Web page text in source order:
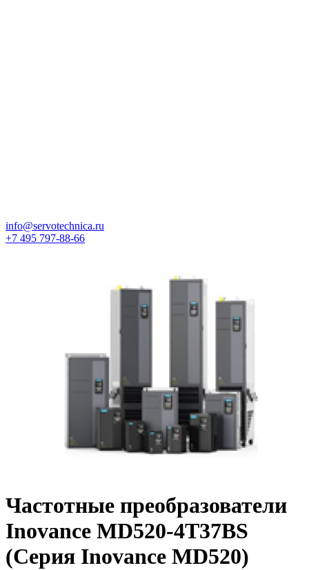
info@servotechnica.ru
+7 495 797-88-66
Частотные преобразователи
Inovance MD520-4T37BS
(Серия Inovance MD520)